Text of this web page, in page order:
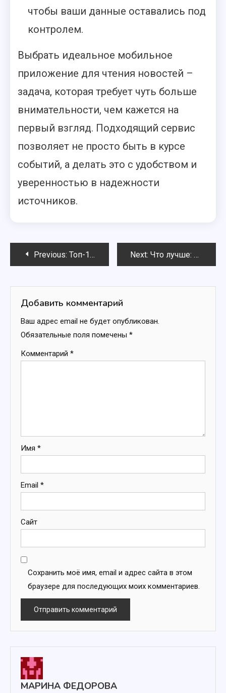
чтобы ваши данные оставались под
контролем.
Выбрать идеальное мобильное
приложение для чтения новостей –
задача, которая требует чуть больше
внимательности, чем кажется на
первый взгляд. Подходящий сервис
позволяет не просто быть в курсе
событий, а делать это с удобством и
уверенностью в надежности
источников.
Навигация
записям
Previous: Топ-10 новостных ресурсов, которым можно доверять в 2025 году Next: Что лучше: читать новости в приложении или на сайте — плюсы и минусы
Добавить комментарий
Ваш адрес email не будет опубликован.
Обязательные поля помечены *
Комментарий *
Имя *
Email *
Сайт
Сохранить моё имя, email и адрес сайта в этом
браузере для последующих моих комментариев.
МАРИНА ФЕДОРОВА